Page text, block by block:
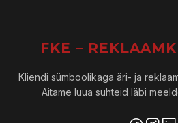
FKE –
Kliendi sümboolikaga äri- ja
Aitame luua suhteid läbi